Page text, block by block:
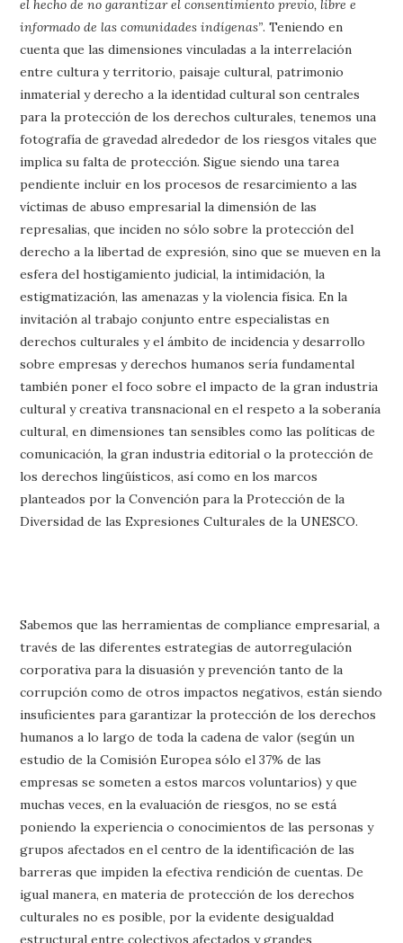
el hecho de no garantizar el consentimiento previo, libre e
informado de las comunidades indígenas”. Teniendo en
cuenta que las dimensiones vinculadas a la interrelación
entre cultura y territorio, paisaje cultural, patrimonio
inmaterial y derecho a la identidad cultural son centrales
para la protección de los derechos culturales, tenemos una
fotografía de gravedad alrededor de los riesgos vitales que
implica su falta de protección. Sigue siendo una tarea
pendiente incluir en los procesos de resarcimiento a las
víctimas de abuso empresarial la dimensión de las
represalias, que inciden no sólo sobre la protección del
derecho a la libertad de expresión, sino que se mueven en la
esfera del hostigamiento judicial, la intimidación, la
estigmatización, las amenazas y la violencia física. En la
invitación al trabajo conjunto entre especialistas en
derechos culturales y el ámbito de incidencia y desarrollo
sobre empresas y derechos humanos sería fundamental
también poner el foco sobre el impacto de la gran industria
cultural y creativa transnacional en el respeto a la soberanía
cultural, en dimensiones tan sensibles como las políticas de
comunicación, la gran industria editorial o la protección de
los derechos lingüísticos, así como en los marcos
planteados por la Convención para la Protección de la
Diversidad de las Expresiones Culturales de la UNESCO.
Sabemos que las herramientas de compliance empresarial, a
través de las diferentes estrategias de autorregulación
corporativa para la disuasión y prevención tanto de la
corrupción como de otros impactos negativos, están siendo
insuficientes para garantizar la protección de los derechos
humanos a lo largo de toda la cadena de valor (según un
estudio de la Comisión Europea sólo el 37% de las
empresas se someten a estos marcos voluntarios) y que
muchas veces, en la evaluación de riesgos, no se está
poniendo la experiencia o conocimientos de las personas y
grupos afectados en el centro de la identificación de las
barreras que impiden la efectiva rendición de cuentas. De
igual manera, en materia de protección de los derechos
culturales no es posible, por la evidente desigualdad
estructural entre colectivos afectados y grandes